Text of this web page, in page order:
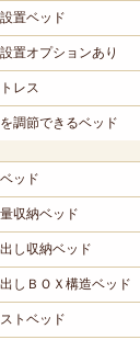
置ベッド
置オプションあり
レス
調節できるベッド
ッド
収納ベッド
し収納ベッド
しＢＯＸ構造ベッド
トベッド